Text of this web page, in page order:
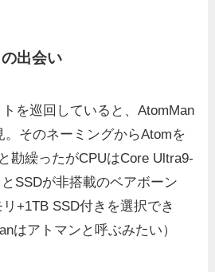
出会い
を巡回していると、AtomMan
。そのネーミングからAtomを
勘繰ったがCPUはCore Ultra9-
SSDが非搭載のベアボーン
+1TB SSD付きを選択でき
はアトマンと呼ぶみたい）